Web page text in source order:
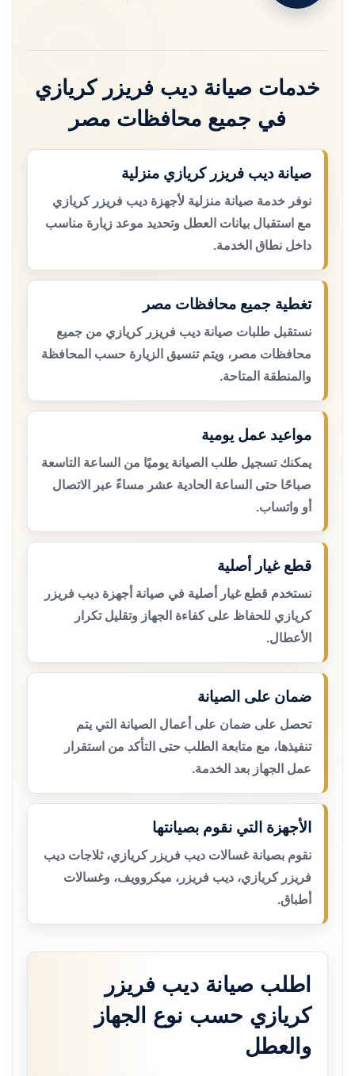
خدمات صيانة ديب فريزر كريازي
في جميع محافظات مصر
صيانة ديب فريزر كريازي منزلية
نوفر خدمة صيانة منزلية لأجهزة ديب فريزر كريازي
مع استقبال بيانات العطل وتحديد موعد زيارة مناسب
داخل نطاق الخدمة.
تغطية جميع محافظات مصر
نستقبل طلبات صيانة ديب فريزر كريازي من جميع
محافظات مصر، ويتم تنسيق الزيارة حسب المحافظة
والمنطقة المتاحة.
مواعيد عمل يومية
يمكنك تسجيل طلب الصيانة يوميًا من الساعة التاسعة
صباحًا حتى الساعة الحادية عشر مساءً عبر الاتصال
أو واتساب.
قطع غيار أصلية
نستخدم قطع غيار أصلية في صيانة أجهزة ديب فريزر
كريازي للحفاظ على كفاءة الجهاز وتقليل تكرار
الأعطال.
ضمان على الصيانة
تحصل على ضمان على أعمال الصيانة التي يتم
تنفيذها، مع متابعة الطلب حتى التأكد من استقرار
عمل الجهاز بعد الخدمة.
الأجهزة التي نقوم بصيانتها
نقوم بصيانة غسالات ديب فريزر كريازي، ثلاجات ديب
فريزر كريازي، ديب فريزر، ميكروويف، وغسالات
أطباق.
اطلب صيانة ديب فريزر
كريازي حسب نوع الجهاز
والعطل